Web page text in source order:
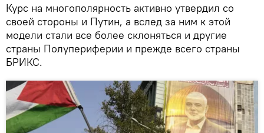
Курс на многополярность активно утвердил со
своей стороны и Путин, а вслед за ним к этой
модели стали все более склоняться и другие
страны Полупериферии и прежде всего страны
БРИКС.